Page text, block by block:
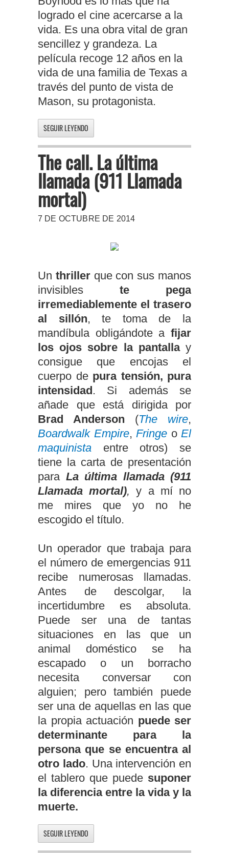
logrado el cine acercarse a la
vida. Es una obra vital de gran
sencillez y grandeza. La
película recoge 12 años en la
vida de una familia de Texas a
través del punto de vista de
Mason, su protagonista.
SEGUIR LEYENDO
The call. La última
llamada (911 Llamada
mortal)
7 DE OCTUBRE DE 2014
Un thrillerque con sus manos
invisibles te pega
irremediablemente el trasero
al sillón, te toma de la
mandíbula obligándote a fijar
los ojos sobre la pantalla y
consigue que encojas el
cuerpo de pura tensión, pura
intensidad . Si además se
añade que está dirigida por
Brad Anderson (The wire,
Boardwalk Empire, Fringe o El
maquinista entre otros) se
tiene la carta de presentación
para La última llamada (911
Llamada mortal), y a mí no
me mires que yo no he
escogido el título.
Un operador que trabaja para
el número de emergencias 911
recibe numerosas llamadas.
Antes de descolgar, la
incertidumbre es absoluta.
Puede ser una de tantas
situaciones en las que un
animal doméstico se ha
escapado o un borracho
necesita conversar con
alguien; pero también puede
ser una de aquellas en las que
la propia actuación puede ser
determinante para la
persona que se encuentra al
otro lado. Una intervención en
el tablero que puede suponer
la diferencia entre la vida y la
muerte.
SEGUIR LEYENDO